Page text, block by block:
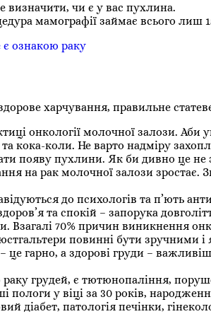
чи є у вас пухлина.
мамографії займає всього лиш
є ознакою раку
харчування, правильне
онкології молочної залози. Аби
кока-коли. Не варто надміру
появу пухлини. Як би дивно це
на рак молочної залози зростає.
до психологів та п’ють
та спокій – запорука
Взагалі 70% причин виникнення
повинні бути зручними і
це гарно, а здорові груди –
грудей, є тютюнопаління,
пологи у віці за 30 років,
діабет, патологія печінки,